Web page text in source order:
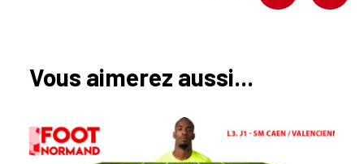
Vous aimerez aussi...